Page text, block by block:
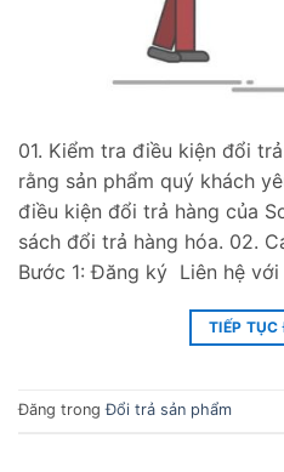
01. Kiểm tra điều kiện đổi
rằng sản phẩm quý khách
điều kiện đổi trả hàng của
sách đổi trả hàng hóa. 02.
Bước 1: Đăng ký Liên hệ
TIẾP TỤC
Đăng trongĐổi trả sản phẩm